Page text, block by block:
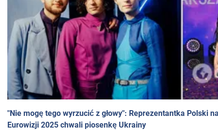
"Nie mogę tego wyrzucić z głowy": Reprezentantka Polski
Eurowizji 2025 chwali piosenkę Ukrainy